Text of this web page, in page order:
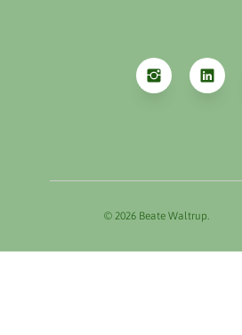
© 2026 Beate Waltrup.